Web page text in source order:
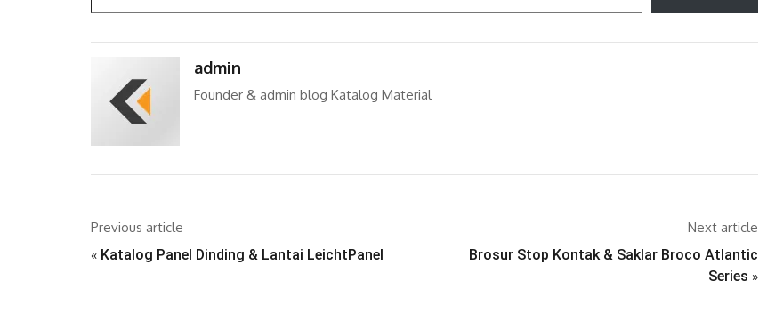
admin
Founder & admin blog Katalog Material
Previous article
« Katalog Panel Dinding & Lantai LeichtPanel
Next article
Brosur Stop Kontak & Saklar Broco Atlantic
Series »